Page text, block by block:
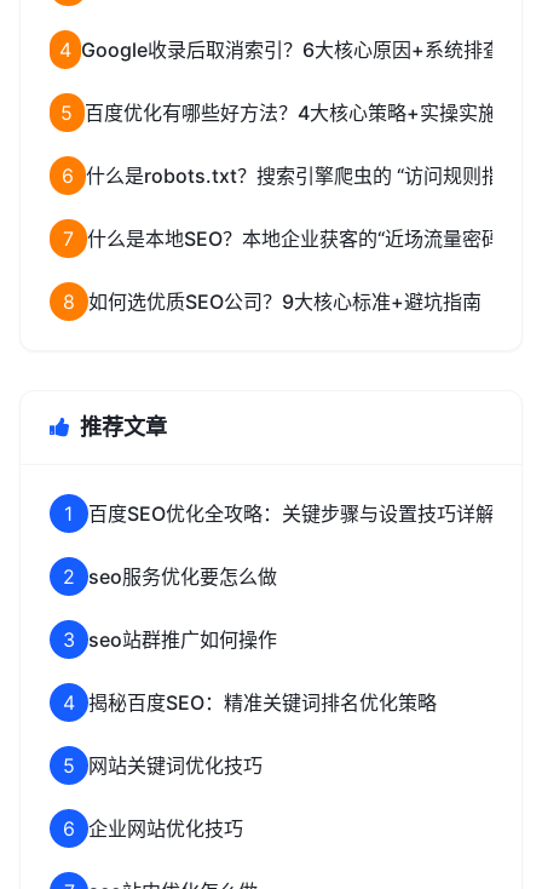
4 Google收录后取消索引？6大核心原因+系统排查解
5 百度优化有哪些好方法？4大核心策略+实操实施指南
6 什么是robots.txt？搜索引擎爬虫的 “访问规则指南”
7 什么是本地SEO？本地企业获客的“近场流量密码”
8 如何选优质SEO公司？9大核心标准+避坑指南
推荐文章
1 百度SEO优化全攻略：关键步骤与设置技巧详解
2 seo服务优化要怎么做
3 seo站群推广如何操作
4 揭秘百度SEO：精准关键词排名优化策略
5 网站关键词优化技巧
6 企业网站优化技巧